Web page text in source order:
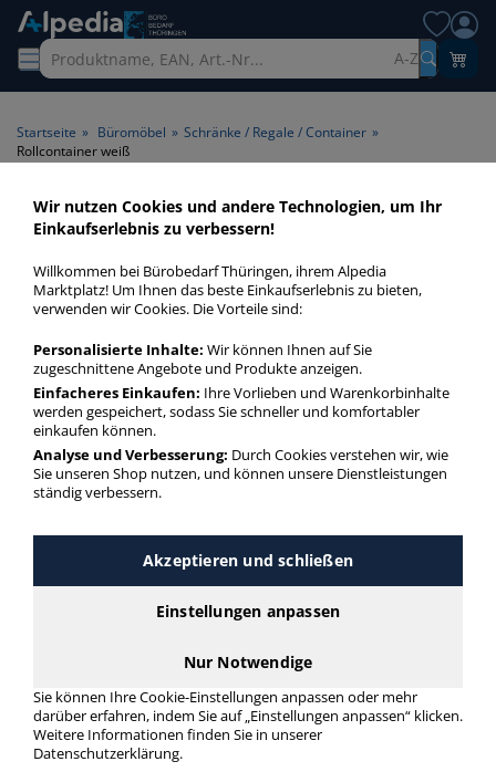
A-Z
Startseite » Büromöbel » Schränke / Regale / Container »
Rollcontainer weiß
Rollcontainer weiß > Farbe
weiß
Rollcontainer weiß in bester Qualität zum günstigen Preis.
Funktion.
Rollcontainer weiß
mehr Infos zur Kategorie
Rollcontainer
Rollcontainer
weiß
Wir nutzen Cookies und andere Technologien, um Ihr
Einkaufserlebnis zu verbessern!
Willkommen bei Bürobedarf Thüringen, ihrem Alpedia
Marktplatz! Um Ihnen das beste Einkaufserlebnis zu bieten,
verwenden wir Cookies. Die Vorteile sind:
Personalisierte Inhalte: Wir können Ihnen auf Sie
zugeschnittene Angebote und Produkte anzeigen.
Einfacheres Einkaufen: Ihre Vorlieben und Warenkorbinhalte
werden gespeichert, sodass Sie schneller und komfortabler
einkaufen können.
Analyse und Verbesserung: Durch Cookies verstehen wir, wie
Sie unseren Shop nutzen, und können unsere Dienstleistungen
ständig verbessern.
Akzeptieren und schließen
Einstellungen anpassen
Nur Notwendige
Sie können Ihre Cookie-Einstellungen anpassen oder mehr
darüber erfahren, indem Sie auf „Einstellungen anpassen“ klicken.
Weitere Informationen finden Sie in unserer
Datenschutzerklärung.